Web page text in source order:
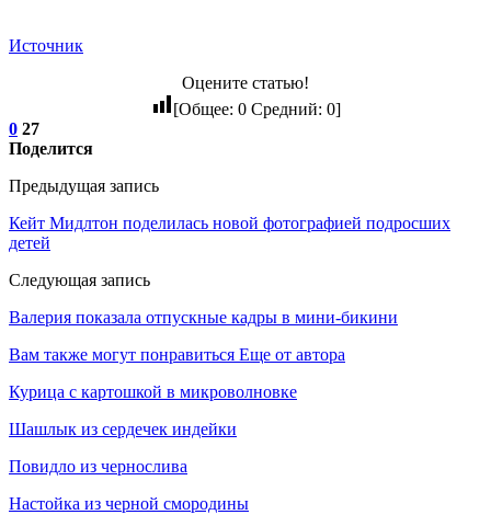
Источник
Оцените статью!
[Общее: 0Средний: 0]
0 27
Поделится
Предыдущая запись
Кейт Мидлтон поделилась новой фотографией подросших
детей
Следующая запись
Валерия показала отпускные кадры в мини-бикини
Вам также могут понравиться Еще от автора
Курица с картошкой в микроволновке
Шашлык из сердечек индейки
Повидло из чернослива
Настойка из черной смородины